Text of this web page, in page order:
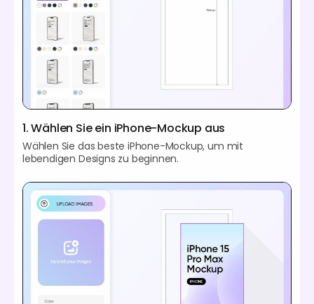
1. Wählen Sie ein iPhone-Mockup aus
Wählen Sie das beste iPhone-Mockup, um mit
lebendigen Designs zu beginnen.